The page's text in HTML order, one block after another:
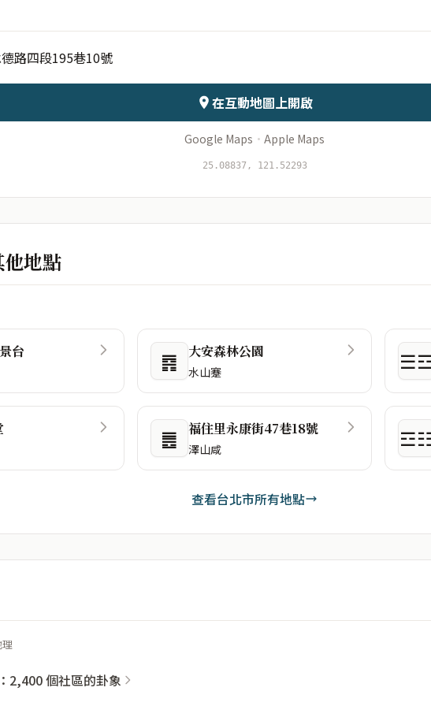
路四段195巷10號
在互動地圖上開啟
Google Maps · Apple Maps
25.08837, 121.52293
地點
台 ䷴ 大安森林公園
水山蹇
䷌ 福住里永康街47巷18號
澤山咸
查看台北市所有地點
2,400 個社區的卦象